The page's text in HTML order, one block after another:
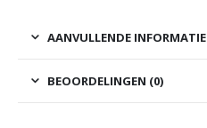
AANVULLENDE INFORMATIE
BEOORDELINGEN (0)